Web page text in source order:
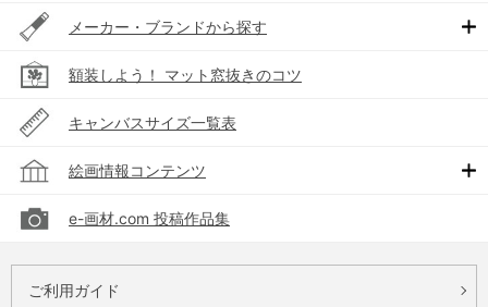
メーカー・ブランドから探す
額装しよう！ マット窓抜きのコツ
キャンバスサイズ一覧表
絵画情報コンテンツ
e-画材.com 投稿作品集
ご利用ガイド